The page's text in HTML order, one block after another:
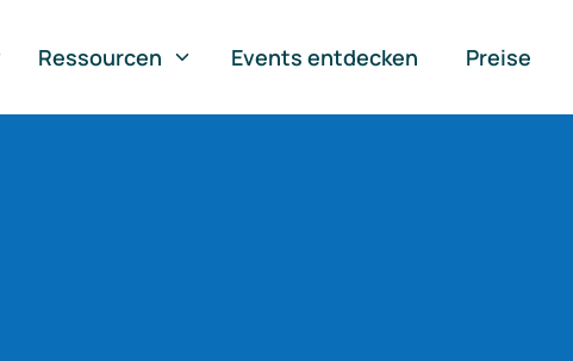
Ressourcen Events entdecken Preise